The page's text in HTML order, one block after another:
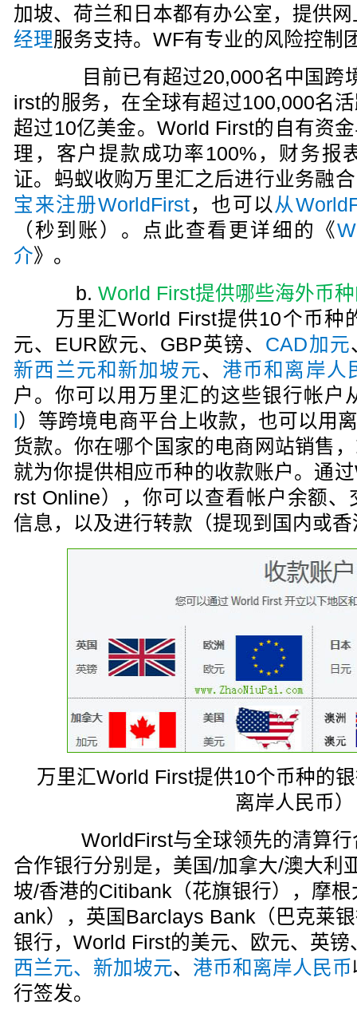
加坡、荷兰和日本都有办公室，提供
经理服务支持。WF有专业的风险控制
目前已有超过20,000名中国跨
irst的服务，在全球有超过100,000名
超过10亿美金。World First的自有资
理，客户提款成功率100%，财务报
证。蚂蚁收购万里汇之后进行业务融
宝来注册WorldFirst，也可以从
（秒到账）。点此查看更详细的《
介》。
b.World First提供哪些海外币
万里汇World First提供10个币种
元、EUR欧元、GBP英镑、 CAD加元
新西兰元和新加坡元、 港币和离岸人
户。你可以用万里汇的这些银行帐户
）等跨境电商平台上收款，也可以用
货款。你在哪个国家的电商网站销售
就为你提供相应币种的收款账户。通
rst Online），你可以查看帐户余额
信息，以及进行转款（提现到国内或
万里汇World First提供10个币种的
离岸人民币）
WorldFirst与全球领先的清算行
合作银行分别是，美国/加拿大/澳大利
坡/香港的Citibank（花旗银行），摩
ank），英国Barclays Bank（巴克莱
银行，World First的美元、欧元、英镑
西兰元、新加坡元、 港币和离岸人民币
行签发。